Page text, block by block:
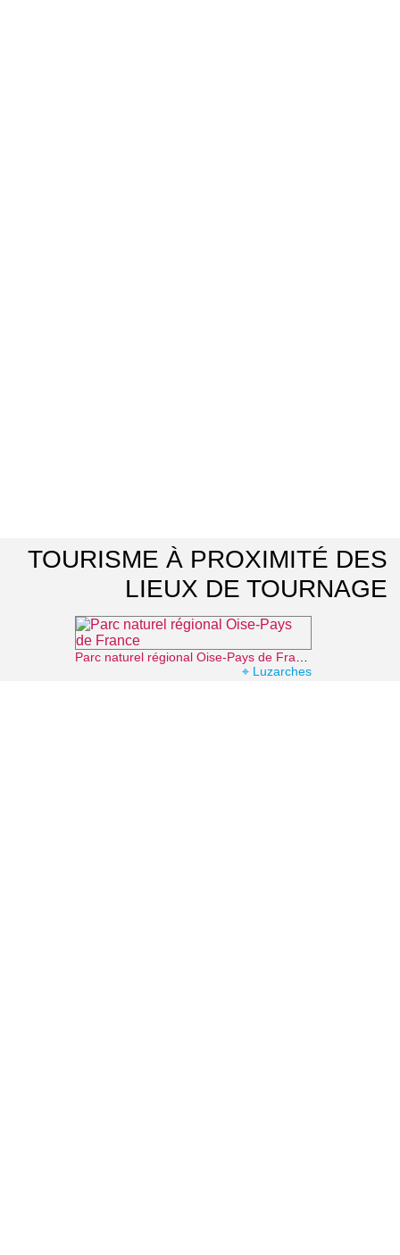
TOURISME À PROXIMITÉ DES
LIEUX DE TOURNAGE
⌖ Luzarches